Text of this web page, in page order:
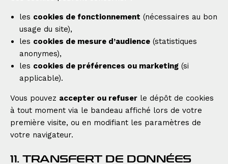
les cookies de fonctionnement (nécessaires au bon
usage du site),
les cookies de mesure d’audience (statistiques
anonymes),
les cookies de préférences ou marketing (si
applicable).
Vous pouvez accepter ou refuser le dépôt de cookies
à tout moment via le bandeau affiché lors de votre
première visite, ou en modifiant les paramètres de
votre navigateur.
11. TRANSFERT DE DONNÉES